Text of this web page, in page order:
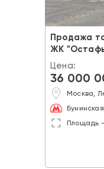
Продажа
ЖК
Цена:
36 000
Москва,
Площадь -